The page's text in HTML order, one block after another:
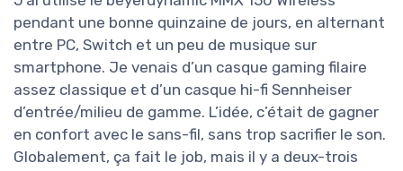
pendant une bonne quinzaine de jours, en alternant
entre PC, Switch et un peu de musique sur
smartphone. Je venais d’un casque gaming filaire
assez classique et d’un casque hi-fi Sennheiser
d’entrée/milieu de gamme. L’idée, c’était de gagner
en confort avec le sans-fil, sans trop sacrifier le son.
Globalement, ça fait le job, mais il y a deux-trois